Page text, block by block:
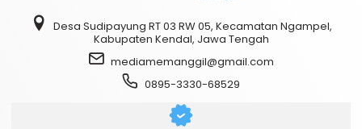
Desa Sudipayung RT 03 RW 05, Kecamatan Ngampel,
Kabupaten Kendal, Jawa Tengah
mediamemanggil@gmail.com
0895-3330-68529